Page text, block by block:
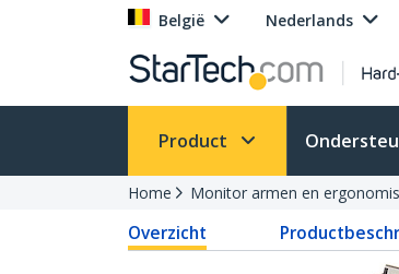
België Nederlands
Product
Home Monitor armen en
Overzicht